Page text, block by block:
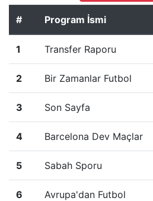
# Program İsmi
1 Transfer Raporu
2 Bir Zamanlar Futbol
3 Son Sayfa
4 Barcelona Dev Maçlar
5 Sabah Sporu
6 Avrupa'dan Futbol